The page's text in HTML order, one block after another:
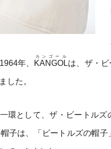
年、 KANGOL
カンゴール
は、ザ・
した。
環として、ザ・ビートルズ
子は、「ビートルズの帽